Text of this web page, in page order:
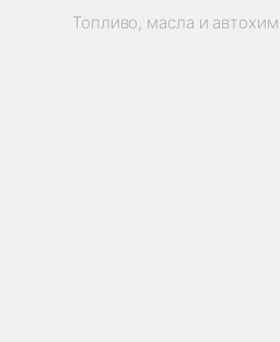
Топливо, масла и